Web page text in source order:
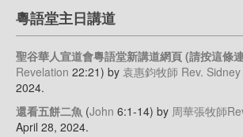
粵語堂主日講道
聖谷華人宣道會粵語堂新講道網頁 (請按這條
Revelation 22:21) by 袁惠鈞牧師 Rev. Sidney
2024.
還看五餅二魚 (John 6:1-14) by 周華張牧師
April 28, 2024.